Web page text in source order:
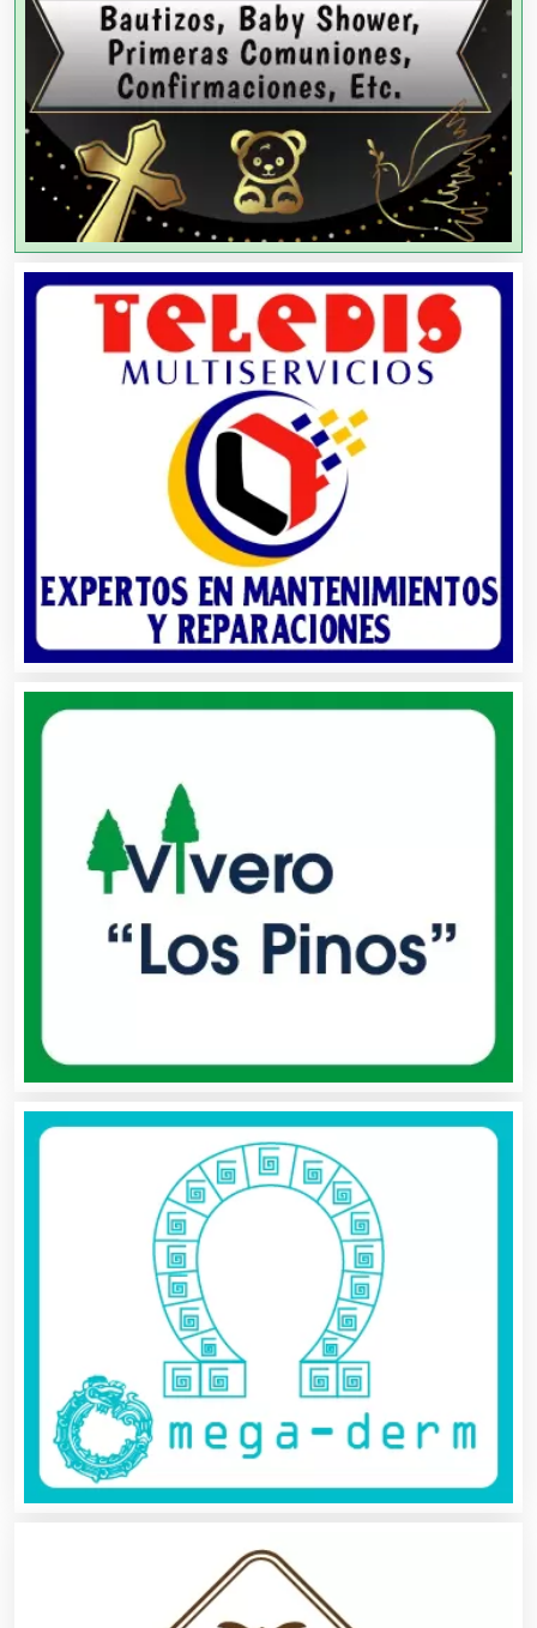
Agricultores
Agricultura y Ganadería
Agua Purificada
Aire Acondicionado
Alarmas
Alimentos
Alquiler de Autos
Alquiler de Sillas y Mesas
Alquiler de Trajes de Etiqueta
Alta Costura
Ambulancias
Análisis Clínicos
Análisis de Aguas
Animadores de Eventos
Aparatos y Equipos Eléctricos
Artes Gráficas